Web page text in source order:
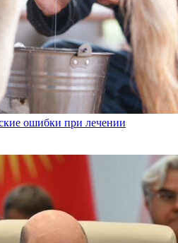
ошибки при лечении